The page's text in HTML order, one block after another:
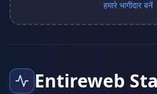
हमारे भागीदार
Entireweb